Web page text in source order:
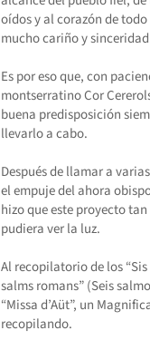
oídos y al corazón de
mucho cariño y
Es por eso que, con
montserratino Cor
buena predisposición
llevarlo a cabo.
Después de llamar a
el empuje del ahora
hizo que este proyecto
pudiera ver la luz.
Al recopilatorio de los
salms romans” (Seis
“Missa d’Aüt”, un
recopilando.